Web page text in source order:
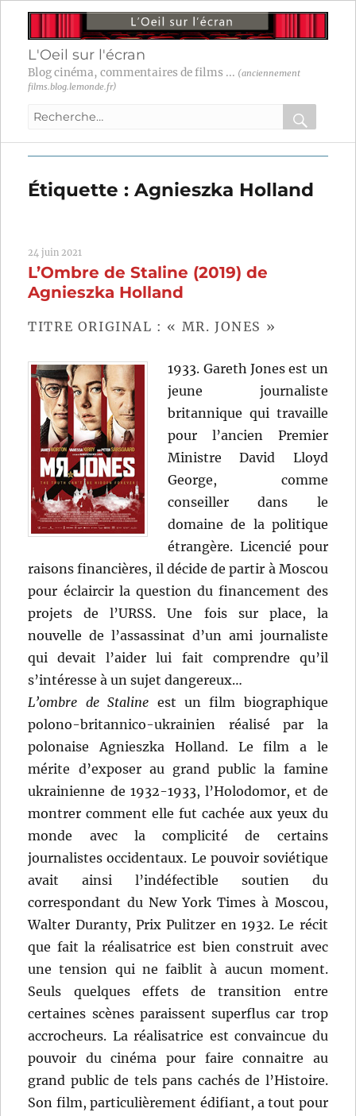
L'Oeil sur l'écran
Blog cinéma, commentaires de films ... (anciennement
films.blog.lemonde.fr)
Recherche
:
OK
Étiquette :Agnieszka Holland
24 juin 2021
L’Ombre de Staline (2019) de
Agnieszka Holland
TITRE ORIGINAL : « MR. JONES »
1933. Gareth Jones est un
jeune journaliste
britannique qui travaille
pour l’ancien Premier
Ministre David Lloyd
George, comme
conseiller dans le
domaine de la politique
étrangère. Licencié pour
raisons financières, il décide de partir à Moscou
pour éclaircir la question du financement des
projets de l’URSS. Une fois sur place, la
nouvelle de l’assassinat d’un ami journaliste
qui devait l’aider lui fait comprendre qu’il
s’intéresse à un sujet dangereux…
L’ombre de Staline est un film biographique
polono-britannico-ukrainien réalisé par la
polonaise Agnieszka Holland. Le film a le
mérite d’exposer au grand public la famine
ukrainienne de 1932-1933, l’Holodomor, et de
montrer comment elle fut cachée aux yeux du
monde avec la complicité de certains
journalistes occidentaux. Le pouvoir soviétique
avait ainsi l’indéfectible soutien du
correspondant du New York Times à Moscou,
Walter Duranty, Prix Pulitzer en 1932. Le récit
que fait la réalisatrice est bien construit avec
une tension qui ne faiblit à aucun moment.
Seuls quelques effets de transition entre
certaines scènes paraissent superflus car trop
accrocheurs. La réalisatrice est convaincue du
pouvoir du cinéma pour faire connaitre au
grand public de tels pans cachés de l’Histoire.
Son film, particulièrement édifiant, a tout pour